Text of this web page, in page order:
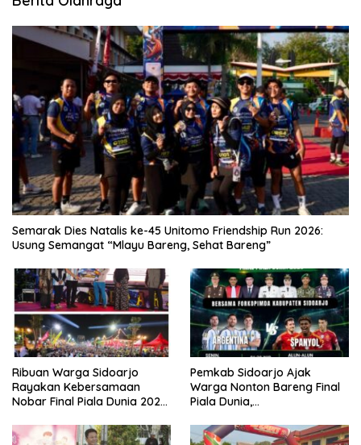
Semarak Dies Natalis ke-45 Unitomo Friendship Run 2026:
Usung Semangat “Mlayu Bareng, Sehat Bareng”
Ribuan Warga Sidoarjo
Rayakan Kebersamaan
Nobar Final Piala Dunia 2026
Forkopimda
Pemkab Sidoarjo Ajak
Warga Nonton Bareng Final
Piala Dunia,